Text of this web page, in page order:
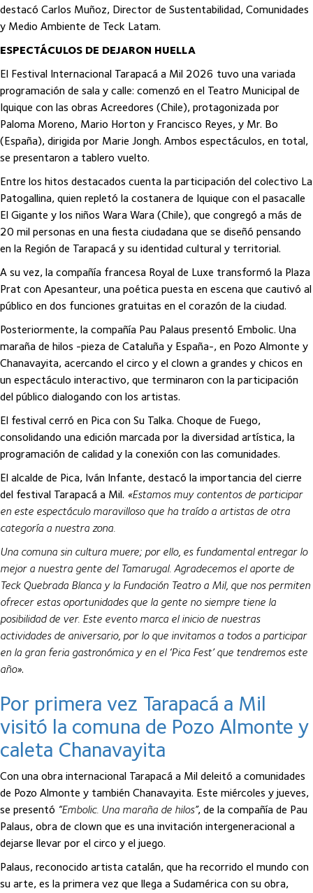
destacó Carlos Muñoz, Director de Sustentabilidad, Comunidades
y Medio Ambiente de Teck Latam.
ESPECTÁCULOS DE DEJARON HUELLA
El Festival Internacional Tarapacá a Mil 2026 tuvo una variada
programación de sala y calle: comenzó en el Teatro Municipal de
Iquique con las obras Acreedores (Chile), protagonizada por
Paloma Moreno, Mario Horton y Francisco Reyes, y Mr. Bo
(España), dirigida por Marie Jongh. Ambos espectáculos, en total,
se presentaron a tablero vuelto.
Entre los hitos destacados cuenta la participación del colectivo La
Patogallina, quien repletó la costanera de Iquique con el pasacalle
El Gigante y los niños Wara Wara (Chile), que congregó a más de
20 mil personas en una fiesta ciudadana que se diseñó pensando
en la Región de Tarapacá y su identidad cultural y territorial.
A su vez, la compañía francesa Royal de Luxe transformó la Plaza
Prat con Apesanteur, una poética puesta en escena que cautivó al
público en dos funciones gratuitas en el corazón de la ciudad.
Posteriormente, la compañía Pau Palaus presentó Embolic. Una
maraña de hilos -pieza de Cataluña y España-, en Pozo Almonte y
Chanavayita, acercando el circo y el clown a grandes y chicos en
un espectáculo interactivo, que terminaron con la participación
del público dialogando con los artistas.
El festival cerró en Pica con Su Talka. Choque de Fuego,
consolidando una edición marcada por la diversidad artística, la
programación de calidad y la conexión con las comunidades.
El alcalde de Pica, Iván Infante, destacó la importancia del cierre
del festival Tarapacá a Mil. «Estamos muy contentos de participar
en este espectáculo maravilloso que ha traído a artistas de otra
categoría a nuestra zona.
Una comuna sin cultura muere; por ello, es fundamental entregar lo
mejor a nuestra gente del Tamarugal. Agradecemos el aporte de
Teck Quebrada Blanca y la Fundación Teatro a Mil, que nos permiten
ofrecer estas oportunidades que la gente no siempre tiene la
posibilidad de ver. Este evento marca el inicio de nuestras
actividades de aniversario, por lo que invitamos a todos a participar
en la gran feria gastronómica y en el ‘Pica Fest’ que tendremos este
año».
Por primera vez Tarapacá a Mil
visitó la comuna de Pozo Almonte y
caleta Chanavayita
Con una obra internacional Tarapacá a Mil deleitó a comunidades
de Pozo Almonte y también Chanavayita. Este miércoles y jueves,
se presentó “Embolic. Una maraña de hilos”, de la compañía de Pau
Palaus, obra de clown que es una invitación intergeneracional a
dejarse llevar por el circo y el juego.
Palaus, reconocido artista catalán, que ha recorrido el mundo con
su arte, es la primera vez que llega a Sudamérica con su obra,